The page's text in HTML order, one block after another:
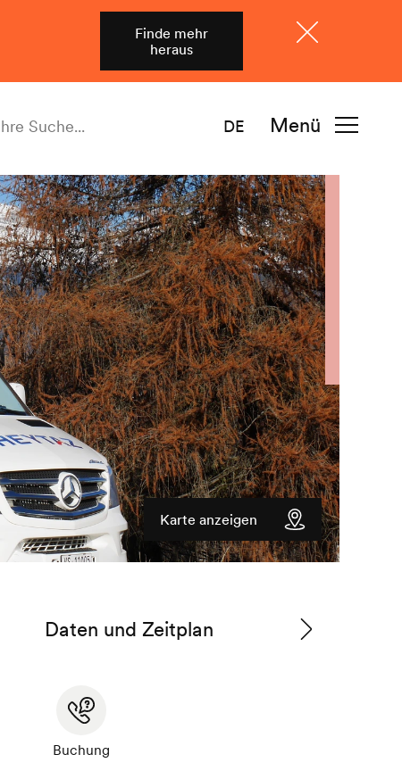
Finde mehr
heraus
Menü
Karte anzeigen
Daten und Zeitplan
Buchung